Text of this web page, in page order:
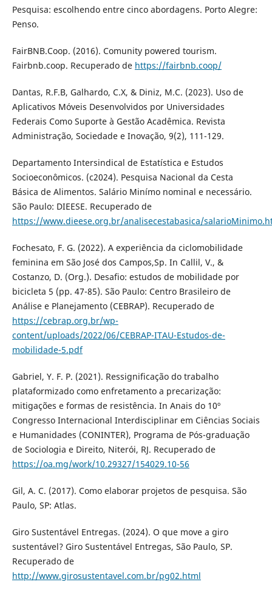
Pesquisa: escolhendo entre cinco abordagens. Porto Alegre:
Penso.
FairBNB.Coop. (2016). Comunity powered tourism.
Fairbnb.coop. Recuperado de https://fairbnb.coop/
Dantas, R.F.B, Galhardo, C.X, & Diniz, M.C. (2023). Uso de
Aplicativos Móveis Desenvolvidos por Universidades
Federais Como Suporte à Gestão Acadêmica. Revista
Administração, Sociedade e Inovação, 9(2), 111-129.
Departamento Intersindical de Estatística e Estudos
Socioeconômicos. (c2024). Pesquisa Nacional da Cesta
Básica de Alimentos. Salário Minímo nominal e necessário.
São Paulo: DIEESE. Recuperado de
https://www.dieese.org.br/analisecestabasica/
Fochesato, F. G. (2022). A experiência da ciclomobilidade
feminina em São José dos Campos,Sp. In Callil, V., &
Costanzo, D. (Org.). Desafio: estudos de mobilidade por
bicicleta 5 (pp. 47-85). São Paulo: Centro Brasileiro de
Análise e Planejamento (CEBRAP). Recuperado de
https://cebrap.org.br/wp-
content/uploads/2022/06/CEBRAP-ITAU-Estudos-de-
mobilidade-5.pdf
Gabriel, Y. F. P. (2021). Ressignificação do trabalho
plataformizado como enfretamento a precarização:
mitigações e formas de resistência. In Anais do 10º
Congresso Internacional Interdisciplinar em Ciências Sociais
e Humanidades (CONINTER), Programa de Pós-graduação
de Sociologia e Direito, Niterói, RJ. Recuperado de
https://oa.mg/work/10.29327/154029.10-56
Gil, A. C. (2017). Como elaborar projetos de pesquisa. São
Paulo, SP: Atlas.
Giro Sustentável Entregas. (2024). O que move a giro
sustentável? Giro Sustentável Entregas, São Paulo, SP.
Recuperado de
http://www.girosustentavel.com.br/pg02.html